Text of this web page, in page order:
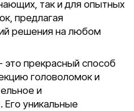
так и для опытных
предлагая
решения на любом
- это прекрасный способ
головоломок и
и
Его уникальные